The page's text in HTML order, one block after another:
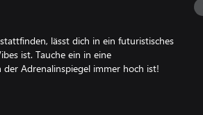
lässt dich in ein futuristisches
ist. Tauche ein in eine
Adrenalinspiegel immer hoch ist!